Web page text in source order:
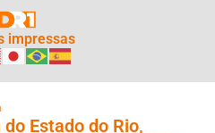
impressas
Estado do Rio,